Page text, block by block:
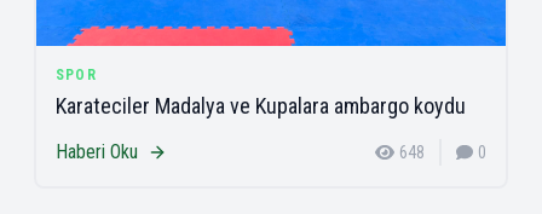
SPOR
Karateciler Madalya ve Kupalara ambargo koydu
Haberi Oku 648 0